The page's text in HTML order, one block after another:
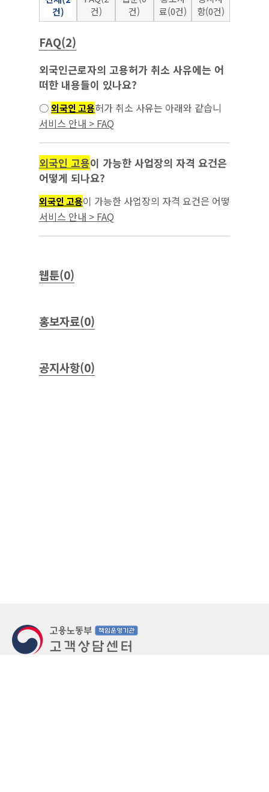
건)
건)
건)
료(0건)
항(0건)
FAQ(2)
외국인근로자의 고용허가 취소 사유에는 어
떠한 내용들이 있나요?
○외국인 고용허가 취소 사유는 아래와 같습니
다. - 거짓 그 밖의 부정한 방법으로 고용허가나
서비스 안내 > FAQ
외국인 고용이 가능한 사업장의 자격 요건은
어떻게 되나요?
외국인 고용이 가능한 사업장의 자격 요건은 어떻
게 되나요?...
서비스 안내 > FAQ
웹툰(0)
홍보자료(0)
공지사항(0)